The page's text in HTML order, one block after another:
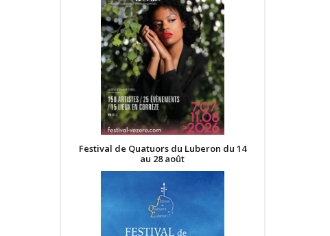
Festival de Quatuors du Luberon du 14
au 28 août